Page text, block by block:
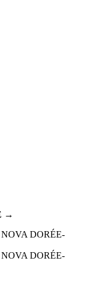
→
DORÉE-
DORÉE-